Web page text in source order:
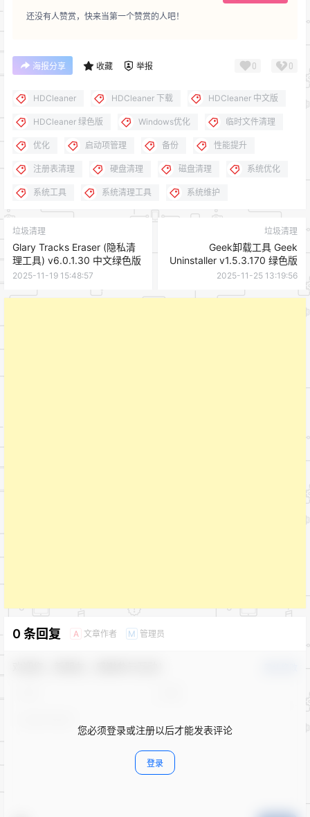
还没有人赞赏，快来当第一个赞赏的人吧！
海报分享 收藏 举报 0 0
HDCleaner HDCleaner 下载 HDCleaner 中文版
HDCleaner 绿色版 Windows优化 临时文件清理
优化 启动项管理 备份 性能提升
注册表清理 硬盘清理 磁盘清理 系统优化
系统工具 系统清理工具 系统维护
垃圾清理
Glary Tracks Eraser (隐私清
理工具) v6.0.1.30 中文绿色版
2025-11-19 15:48:57
垃圾清理
Geek卸载工具 Geek
Uninstaller v1.5.3.170 绿色版
2025-11-25 13:19:56
0 条回复 A 文章作者 M 管理员
您必须登录或注册以后才能发表评论
登录